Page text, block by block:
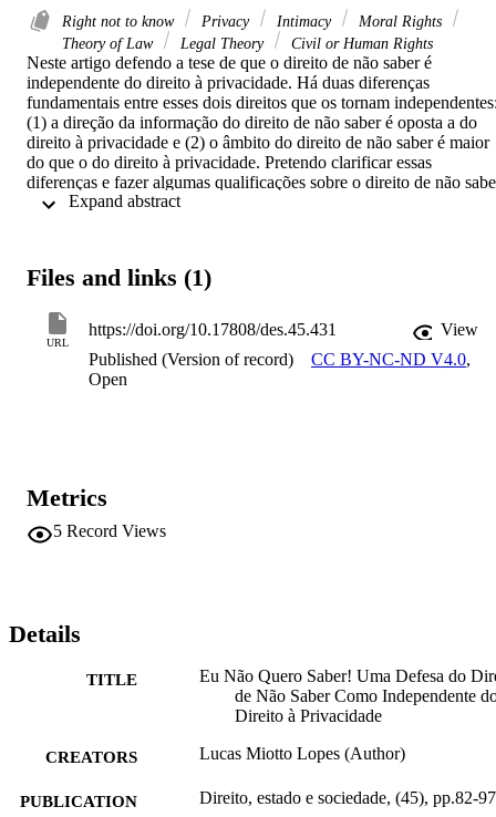
Right not to know Privacy Intimacy
Moral Rights
Theory of Law
Legal Theory Civil or Human Rights
Neste artigo defendo a tese de que o direito de não saber é
independente do direito à privacidade. Há duas diferenças
fundamentais entre esses dois direitos que os tornam
(1) a direção da informação do direito de não saber é oposta a do
direito à privacidade e (2) o âmbito do direito de não saber é maior
do que o do direito à privacidade. Pretendo clarificar essas
diferenças e fazer algumas qualificações sobre o direito de não
tal como os requisitos para o seu exercício e os limites desse direito.
<p>Palavras-chave: Direito de Não saber; Privacidade; Intimidade;
Files and links (1)
URL
https://doi.org/10.17808/des.45.431
View
Published (Version of record)
CC BY-NC-ND V4.0,
Open
Metrics
5 Record Views
Details
TITLE
Eu Não Quero Saber! Uma Defesa do
de Não Saber Como Independente
Direito à Privacidade
CREATORS Lucas Miotto Lopes (Author)
PUBLICATION
Direito, estado e sociedade, (45), pp.82-97